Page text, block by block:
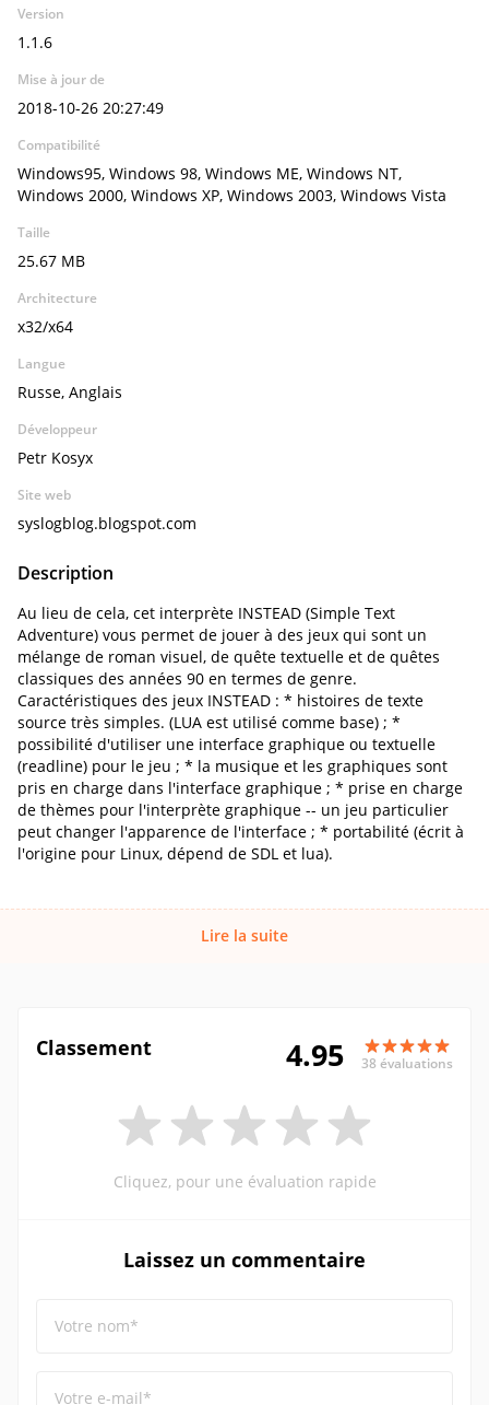
Version
1.1.6
Mise à jour de
2018-10-26 20:27:49
Compatibilité
Windows95, Windows 98, Windows ME, Windows NT,
Windows 2000, Windows XP, Windows 2003, Windows Vista
Taille
25.67 MB
Architecture
x32/x64
Langue
Russe, Anglais
Développeur
Petr Kosyx
Site web
syslogblog.blogspot.com
Description
Au lieu de cela, cet interprète INSTEAD (Simple Text
Adventure) vous permet de jouer à des jeux qui sont un
mélange de roman visuel, de quête textuelle et de quêtes
classiques des années 90 en termes de genre.
Caractéristiques des jeux INSTEAD : * histoires de texte
source très simples. (LUA est utilisé comme base) ; *
possibilité d'utiliser une interface graphique ou textuelle
(readline) pour le jeu ; * la musique et les graphiques sont
pris en charge dans l'interface graphique ; * prise en charge
de thèmes pour l'interprète graphique -- un jeu particulier
peut changer l'apparence de l'interface ; * portabilité (écrit à
l'origine pour Linux, dépend de SDL et lua).
Lire la suite
Classement 4.95 38 évaluations
Cliquez, pour une évaluation rapide
Laissez un commentaire
Votre nom*
Votre e-mail*